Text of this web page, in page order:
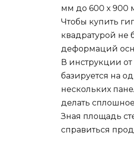
мм до 600 х 900
Чтобы купить
квадратурой не
деформаций
В инструкции
базируется на
нескольких
делать
Зная площадь
справиться